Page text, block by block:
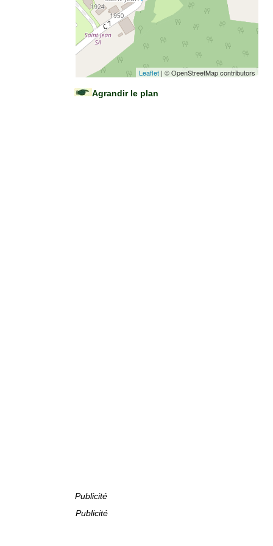
Leaflet | © OpenStreetMap contributors
Agrandir le plan
Publicité
Publicité